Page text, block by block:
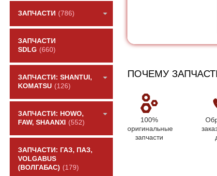
ЗАПЧАСТИ (786)
ЗАПЧАСТИ
SDLG (660)
ЗАПЧАСТИ: SHANTUI,
KOMATSU (126)
ЗАПЧАСТИ: HOWO,
FAW, SHAANXI
(552)
ЗАПЧАСТИ: ГАЗ, ПАЗ,
VOLGABUS
(ВОЛГАБАС) (179)
ПОЧЕМУ
100%
оригинальные
запчасти